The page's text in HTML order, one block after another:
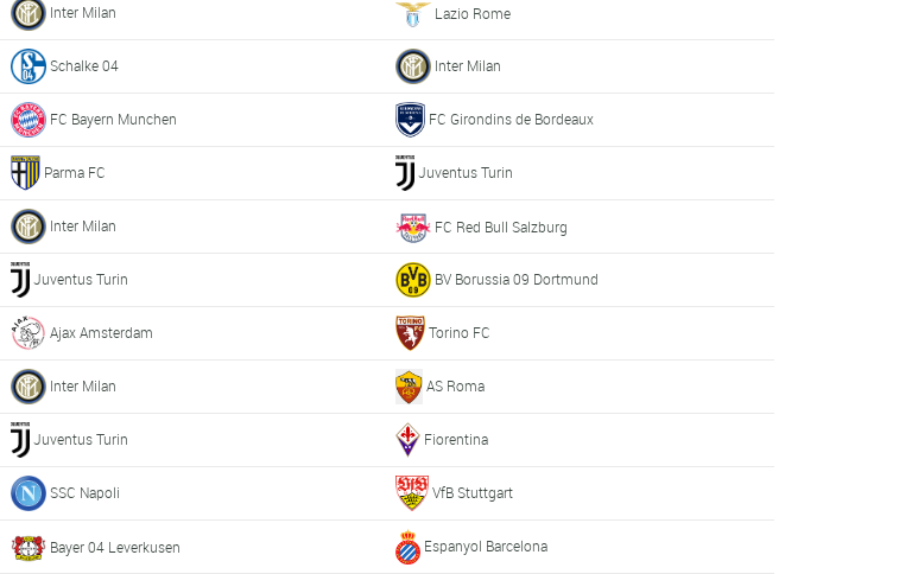
Inter Milan Lazio Rome
Schalke 04 Inter Milan
FC Bayern Munchen FC Girondins de Bordeaux
Parma FC Juventus Turin
Inter Milan FC Red Bull Salzburg
Juventus Turin BV Borussia 09 Dortmund
Ajax Amsterdam Torino FC
Inter Milan AS Roma
Juventus Turin Fiorentina
SSC Napoli VfB Stuttgart
Bayer 04 Leverkusen Espanyol Barcelona